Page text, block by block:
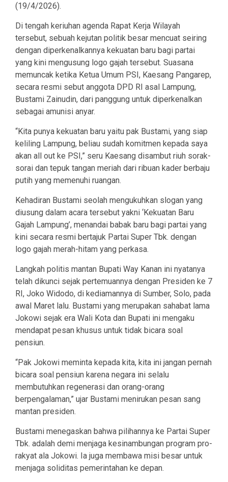
(19/4/2026).
Di tengah keriuhan agenda Rapat Kerja Wilayah
tersebut, sebuah kejutan politik besar mencuat seiring
dengan diperkenalkannya kekuatan baru bagi partai
yang kini mengusung logo gajah tersebut. Suasana
memuncak ketika Ketua Umum PSI, Kaesang Pangarep,
secara resmi sebut anggota DPD RI asal Lampung,
Bustami Zainudin, dari panggung untuk diperkenalkan
sebagai amunisi anyar.
“Kita punya kekuatan baru yaitu pak Bustami, yang siap
keliling Lampung, beliau sudah komitmen kepada saya
akan all out ke PSI,” seru Kaesang disambut riuh sorak-
sorai dan tepuk tangan meriah dari ribuan kader berbaju
putih yang memenuhi ruangan.
Kehadiran Bustami seolah mengukuhkan slogan yang
diusung dalam acara tersebut yakni ‘Kekuatan Baru
Gajah Lampung’, menandai babak baru bagi partai yang
kini secara resmi bertajuk Partai Super Tbk. dengan
logo gajah merah-hitam yang perkasa.
Langkah politis mantan Bupati Way Kanan ini nyatanya
telah dikunci sejak pertemuannya dengan Presiden ke 7
RI, Joko Widodo, di kediamannya di Sumber, Solo, pada
awal Maret lalu. Bustami yang merupakan sahabat lama
Jokowi sejak era Wali Kota dan Bupati ini mengaku
mendapat pesan khusus untuk tidak bicara soal
pensiun.
“Pak Jokowi meminta kepada kita, kita ini jangan pernah
bicara soal pensiun karena negara ini selalu
membutuhkan regenerasi dan orang-orang
berpengalaman,” ujar Bustami menirukan pesan sang
mantan presiden.
Bustami menegaskan bahwa pilihannya ke Partai Super
Tbk. adalah demi menjaga kesinambungan program pro-
rakyat ala Jokowi. Ia juga membawa misi besar untuk
menjaga soliditas pemerintahan ke depan.